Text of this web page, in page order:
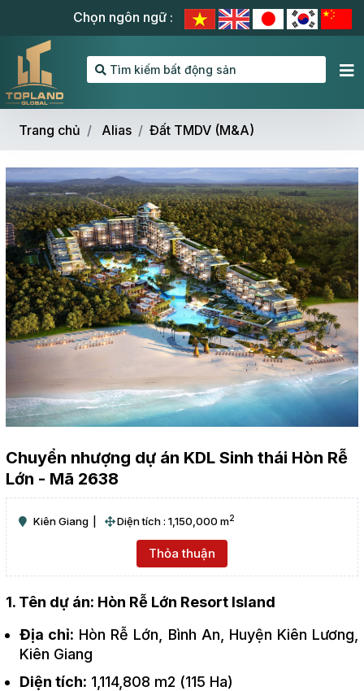
Chọn ngôn ngữ :
Tìm kiếm bất động sản
Trang chủ Alias Đất TMDV (M&A)
Chuyển nhượng dự án KDL Sinh thái Hòn Rễ
Lớn - Mã 2638
Kiên Giang Diện tích : 1,150,000 m2
Thỏa thuận
1. Tên dự án: Hòn Rễ Lớn Resort Island
Địa chỉ: Hòn Rễ Lớn, Bình An, Huyện Kiên Lương,
Kiên Giang
Diện tích: 1,114,808 m2 (115 Ha)